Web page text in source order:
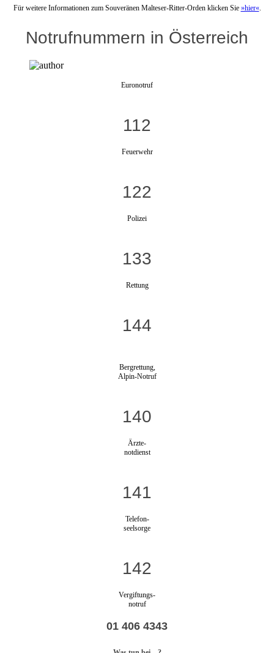
Für weitere Informationen zum Souveränen Malteser-Ritter-Orden klicken Sie »hier«.
Notrufnummern in Österreich
Euronotruf
112
Feuerwehr
122
Polizei
133
Rettung
144
Bergrettung,
Alpin-Notruf
140
Ärzte-
notdienst
141
Telefon-
seelsorge
142
Vergiftungs-
notruf
01 406 4343